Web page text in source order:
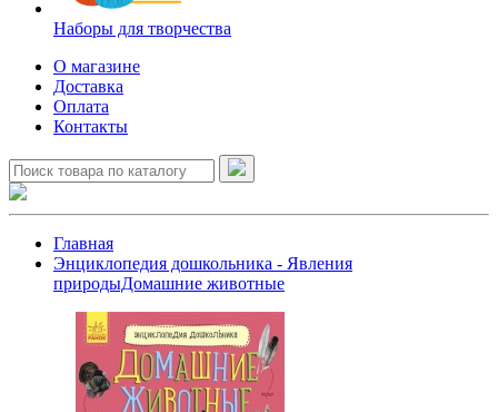
Наборы для творчества
О магазине
Доставка
Оплата
Контакты
Главная
Энциклопедия дошкольника - Явления
природыДомашние животные